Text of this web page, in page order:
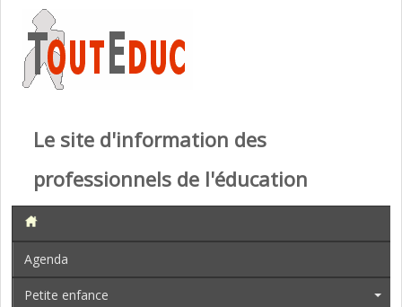
Le site d'information des
professionnels de l'éducation
Agenda
Petite enfance